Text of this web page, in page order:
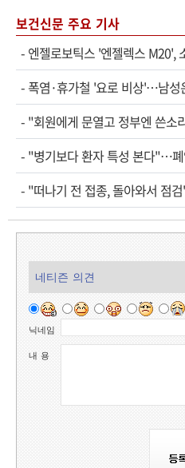
보건신문 주요 기사
- 엔젤로보틱스 '엔젤렉스 M20', 소아·
- 폭염·휴가철 '요로 비상'…남성
- "회원에게 문열고 정부엔 쓴
- "병기보다 환자 특성 본다"…폐암
- "떠나기 전 접종, 돌아와서 점검
네티즌 의견
닉네임
내 용